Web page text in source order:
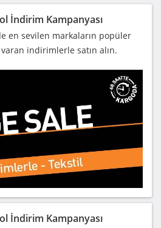
İndirim Kampanyası
en sevilen markaların popüler
indirimlerle satın alın.
İndirim Kampanyası